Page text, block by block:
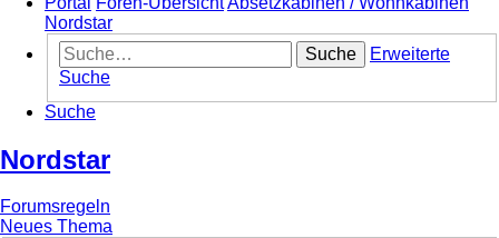
Nordstar
Suche
Erweiterte
Suche
Suche
Nordstar
Forumsregeln
Neues Thema